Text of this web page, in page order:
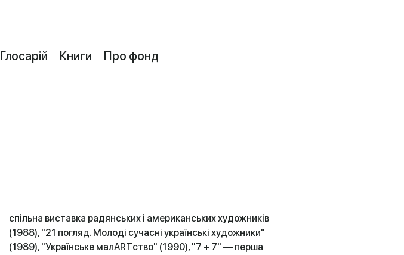
Глосарій Книги Про фонд
спільна виставка радянських і американських художників
(1988), "21 погляд. Молоді сучасні українські художники"
(1989), "Українське малARTство" (1990), "7 + 7" — перша